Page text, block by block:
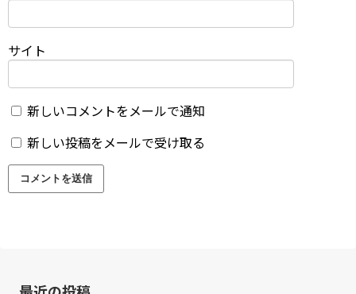
サイト
新しいコメントをメールで通知
新しい投稿をメールで受け取る